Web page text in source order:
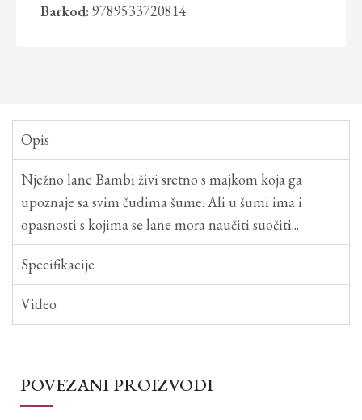
Barkod: 9789533720814
Opis
Nježno lane Bambi živi sretno s majkom koja ga
upoznaje sa svim čudima šume. Ali u šumi ima i
opasnosti s kojima se lane mora naučiti suočiti...
Specifikacije
Video
POVEZANI PROIZVODI